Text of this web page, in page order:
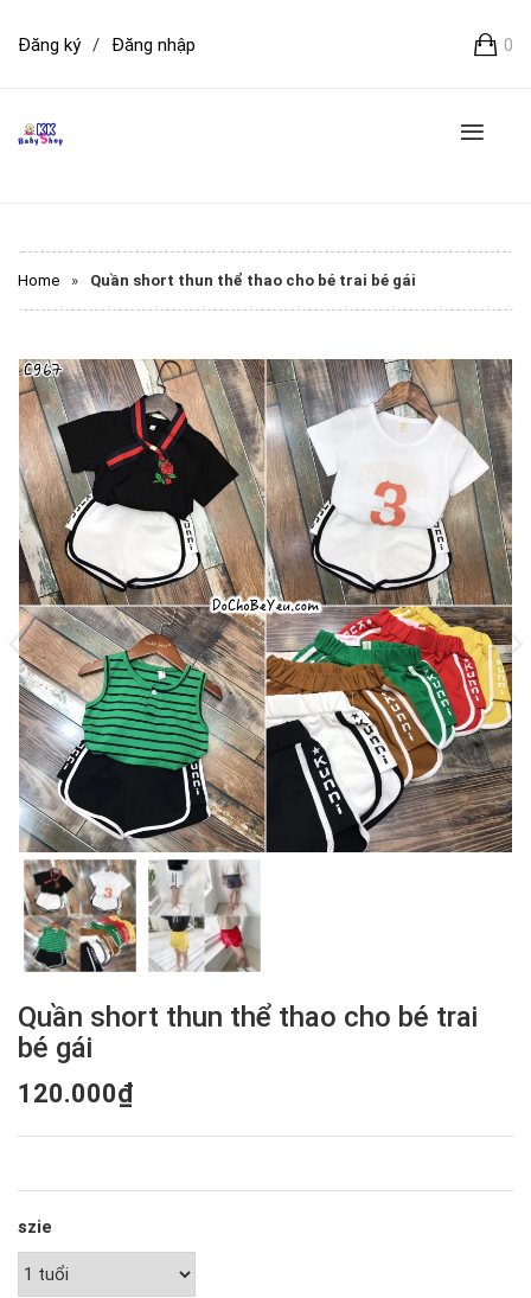
0
Đăng ký / Đăng nhập
Home » Quần short thun thể thao cho bé trai bé gái
Quần short thun thể thao cho bé trai
bé gái
120.000₫
szie